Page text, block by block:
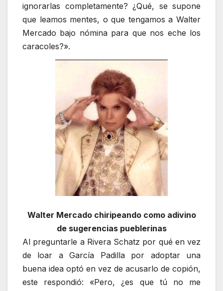
ignorarlas completamente? ¿Qué, se supone
que leamos mentes, o que tengamos a Walter
Mercado bajo nómina para que nos eche los
caracoles?».
Walter Mercado chiripeando como adivino
de sugerencias pueblerinas
Al preguntarle a Rivera Schatz por qué en vez
de loar a García Padilla por adoptar una
buena idea optó en vez de acusarlo de copión,
este respondió: «Pero, ¿es que tú no me